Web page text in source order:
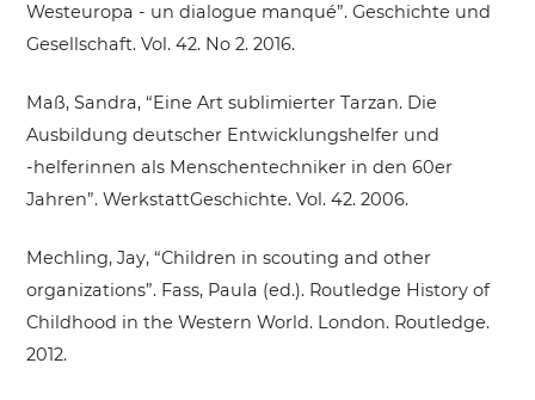
Westeuropa - un dialogue manqué”. Geschichte und
Gesellschaft. Vol. 42. No 2. 2016.
Maß, Sandra, “Eine Art sublimierter Tarzan. Die
Ausbildung deutscher Entwicklungshelfer und
‑helferinnen als Menschentechniker in den 60er
Jahren”. WerkstattGeschichte. Vol. 42. 2006.
Mechling, Jay, “Children in scouting and other
organizations”. Fass, Paula (ed.). Routledge History of
Childhood in the Western World. London. Routledge.
2012.